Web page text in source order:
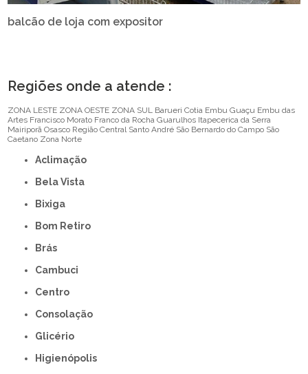
balcão de loja com expositor
Regiões onde a atende :
ZONA LESTE ZONA OESTE ZONA SUL Barueri Cotia Embu Guaçu Embu das
Artes Francisco Morato Franco da Rocha Guarulhos Itapecerica da Serra
Mairiporã Osasco Região Central Santo André São Bernardo do Campo São
Caetano Zona Norte
Aclimação
Bela Vista
Bixiga
Bom Retiro
Brás
Cambuci
Centro
Consolação
Glicério
Higienópolis